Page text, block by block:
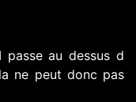
passe au dessus d
ne peut donc pas